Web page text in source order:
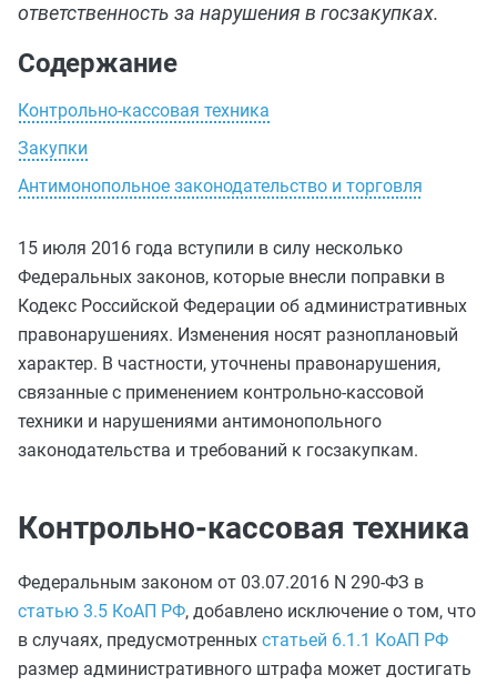
ответственность за нарушения в госзакупках.
Содержание
Контрольно-кассовая техника
Закупки
Антимонопольное законодательство и торговля
15 июля 2016 года вступили в силу несколько
Федеральных законов, которые внесли поправки в
Кодекс Российской Федерации об административных
правонарушениях. Изменения носят разноплановый
характер. В частности, уточнены правонарушения,
связанные с применением контрольно-кассовой
техники и нарушениями антимонопольного
законодательства и требований к госзакупкам.
Контрольно-кассовая техника
Федеральным законом от 03.07.2016 N 290-ФЗ в
статью 3.5 КоАП РФ, добавлено исключение о том, что
в случаях, предусмотренных статьей 6.1.1 КоАП РФ
размер административного штрафа может достигать